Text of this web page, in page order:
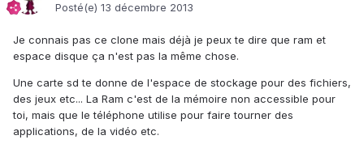
Posté(e) 13 décembre 2013
Je connais pas ce clone mais déjà je peux te dire que ram et
espace disque ça n'est pas la même chose.
Une carte sd te donne de l'espace de stockage pour des fichiers,
des jeux etc... La Ram c'est de la mémoire non accessible pour
toi, mais que le téléphone utilise pour faire tourner des
applications, de la vidéo etc.